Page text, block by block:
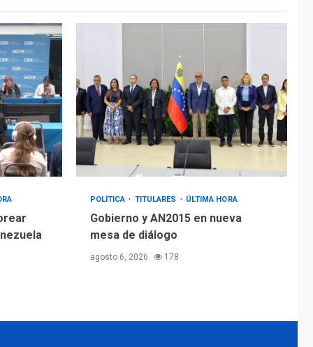
POLÍTICA TITULARES ÚLTIMA HORA
Gobierno y AN2015 en nueva
mesa de diálogo
agosto 6, 2026 178